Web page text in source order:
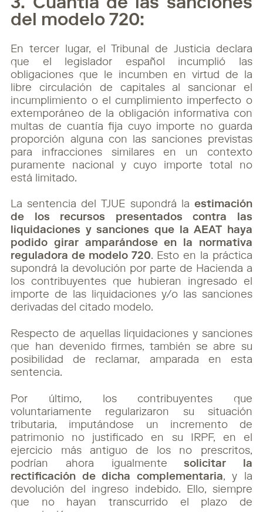
3. Cuantía de las sanciones
del modelo 720:
En tercer lugar, el Tribunal de Justicia declara
que el legislador español incumplió las
obligaciones que le incumben en virtud de la
libre circulación de capitales al sancionar el
incumplimiento o el cumplimiento imperfecto o
extemporáneo de la obligación informativa con
multas de cuantía fija cuyo importe no guarda
proporción alguna con las sanciones previstas
para infracciones similares en un contexto
puramente nacional y cuyo importe total no
está limitado.
La sentencia del TJUE supondrá la estimación
de los recursos presentados contra las
liquidaciones y sanciones que la AEAT haya
podido girar amparándose en la normativa
reguladora de modelo 720. Esto en la práctica
supondrá la devolución por parte de Hacienda a
los contribuyentes que hubieran ingresado el
importe de las liquidaciones y/o las sanciones
derivadas del citado modelo.
Respecto de aquellas liquidaciones y sanciones
que han devenido firmes, también se abre su
posibilidad de reclamar, amparada en esta
sentencia.
Por último, los contribuyentes que
voluntariamente regularizaron su situación
tributaria, imputándose un incremento de
patrimonio no justificado en su IRPF, en el
ejercicio más antiguo de los no prescritos,
podrían ahora igualmente solicitar la
rectificación de dicha complementaria, y la
devolución del ingreso indebido. Ello, siempre
que no hayan transcurrido el plazo de